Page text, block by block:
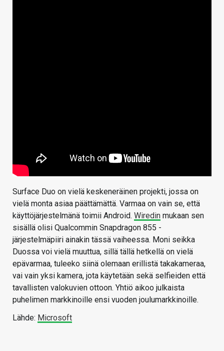
Surface Duo on vielä keskeneräinen projekti, jossa on
vielä monta asiaa päättämättä. Varmaa on vain se, että
käyttöjärjestelmänä toimii Android. Wiredin mukaan sen
sisällä olisi Qualcommin Snapdragon 855 -
järjestelmäpiiri ainakin tässä vaiheessa. Moni seikka
Duossa voi vielä muuttua, sillä tällä hetkellä on vielä
epävarmaa, tuleeko siinä olemaan erillistä takakameraa,
vai vain yksi kamera, jota käytetään sekä selfieiden että
tavallisten valokuvien ottoon. Yhtiö aikoo julkaista
puhelimen markkinoille ensi vuoden joulumarkkinoille.
Lähde: Microsoft